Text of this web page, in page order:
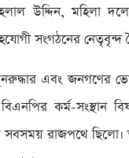
উদ্দিন, মহিলা
সংগঠনের নেতৃবৃন্দ
এবং জনগণের
কর্ম-
সবসময় রাজপথে